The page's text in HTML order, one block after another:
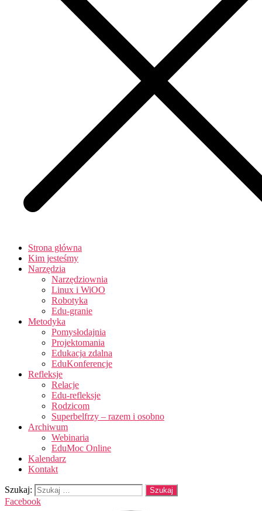
Strona główna
Kim jesteśmy
Narzędzia
Narzędziownia
Linux i WiOO
Robotyka
Edu-granie
Metodyka
Pomysłodajnia
Projektomania
Edukacja zdalna
EduKonferencje
Refleksje
Relacje
Edu-refleksje
Rodzicom
Superbelfrzy – razem i osobno
Archiwum
Webinaria
EduMoc Online
Kalendarz
Kontakt
Szukaj:
Facebook